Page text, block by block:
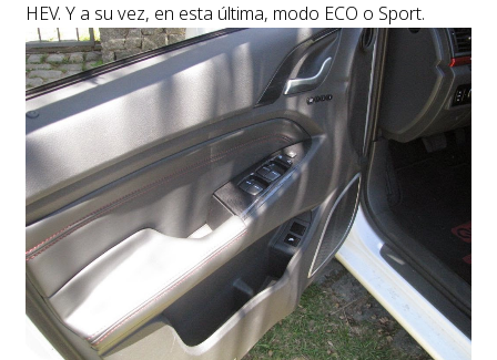
HEV. Y a su vez, en esta última, modo ECO o Sport.